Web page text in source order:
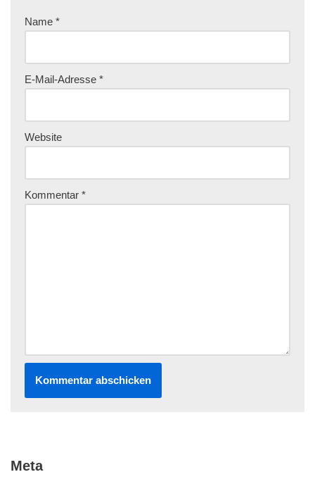
Name *
E-Mail-Adresse *
Website
Kommentar *
Meta